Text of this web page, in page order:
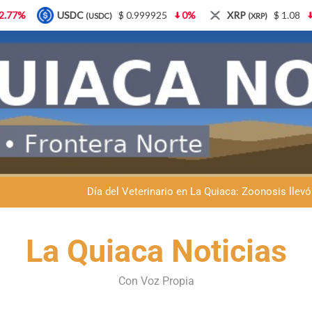
Dante Velázquez marchará contra
Fernando Rejal respaldó a Dante Velázquez en el Senado: “No
Día del Veterinario en La Quiaca: Zoonosis
Dante Velázquez marchará contra
Fernando Rejal respaldó a Dante Velázquez en el Senado: “No
La Quiaca Noticias
Con Voz Propia
$ 0.999925 0% XRP(XRP) $ 1.08 3.87% Solana(SOL)